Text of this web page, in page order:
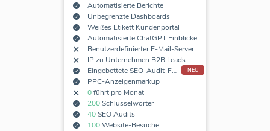
Automatisierte Berichte
Unbegrenzte Dashboards
Weißes Etikett Kundenportal
Automatisierte ChatGPT Einblicke
Benutzerdefinierter E-Mail-Server
IP zu Unternehmen B2B Leads
Eingebettete SEO-Audit-Formulare
NEU
PPC-Anzeigenmarkup
0führt pro Monat
200Schlüsselwörter
40SEO Audits
100Website-Besuche